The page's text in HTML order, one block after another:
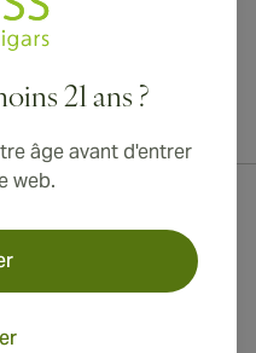
21 ans ?
âge avant d'entrer
web.
le Canada, le Royaume-Uni